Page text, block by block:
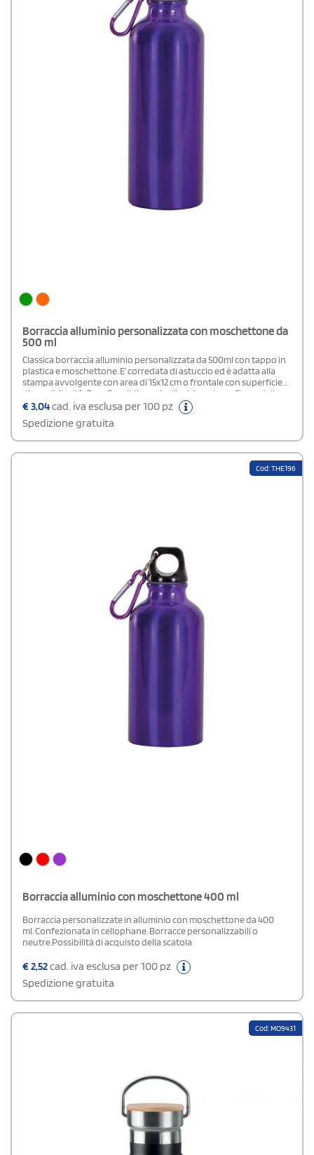
Borraccia alluminio personalizzata con moschettone da
500 ml
Classica borraccia alluminio personalizzata da 500ml con tappo in
plastica e moschettone. E' corredata di astuccio ed è adatta alla
stampa avvolgente con area di 15x12 cm o frontale con superficie
disponibile di 3x7 cm. Possibile anche l'incisione laser. E' una delle
borracce promozionali più richieste da aziende e negozi
sportive. Borracce personalizzabili o neutri.Area stampa: 2,5 x 8 cm
€3,04cad. iva esclusa per 100 pz
Spedizione gratuita
Cod: THE196
Borraccia alluminio con moschettone 400 ml
Borraccia personalizzate in alluminio con moschettone da 400
ml. Confezionata in cellophane. Borracce personalizzabili o
neutre.Possibilità di acquisto della scatola
€2,52cad. iva esclusa per 100 pz
Spedizione gratuita
Cod: MO9431